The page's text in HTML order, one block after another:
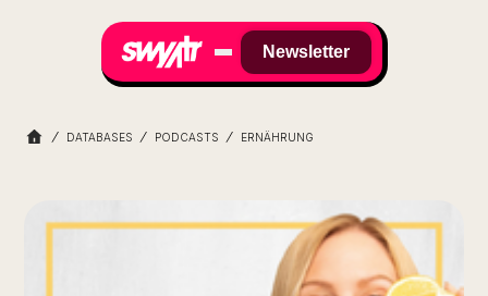
Newsletter
DATABASES PODCASTS ERNÄHRUNG